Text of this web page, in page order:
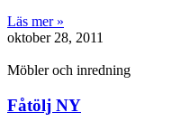
Läs mer »
oktober 28, 2011
Möbler och inredning
Fåtölj NY